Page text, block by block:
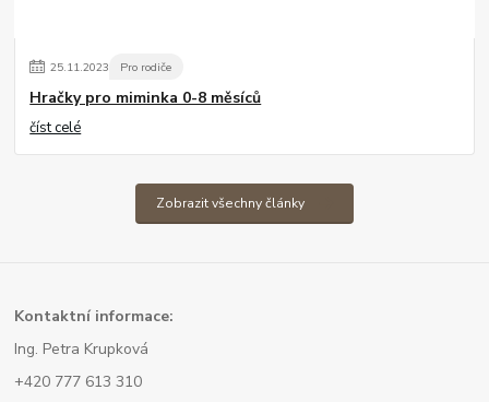
25.11.2023 Pro rodiče
Hračky pro miminka 0-8 měsíců
číst celé
Zobrazit všechny články
Kontaktní informace:
Ing. Petra Krupková
+420 777 613 310